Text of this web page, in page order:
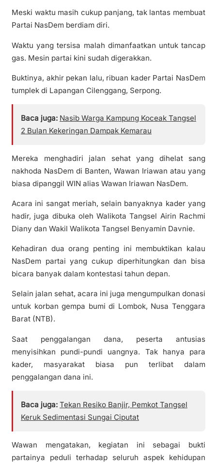
Meski waktu masih cukup panjang, tak lantas membuat
Partai NasDem berdiam diri.
Waktu yang tersisa malah dimanfaatkan untuk tancap
gas. Mesin partai kini sudah digerakkan.
Buktinya, akhir pekan lalu, ribuan kader Partai NasDem
tumplek di Lapangan Cilenggang, Serpong.
Baca juga: Nasib Warga Kampung Koceak Tangsel
2 Bulan Kekeringan Dampak Kemarau
Mereka menghadiri jalan sehat yang dihelat sang
nakhoda NasDem di Banten, Wawan Iriawan atau yang
biasa dipanggil WIN alias Wawan Iriawan NasDem.
Acara ini sangat meriah, selain banyaknya kader yang
hadir, juga dibuka oleh Walikota Tangsel Airin Rachmi
Diany dan Wakil Walikota Tangsel Benyamin Davnie.
Kehadiran dua orang penting ini membuktikan kalau
NasDem partai yang cukup diperhitungkan dan bisa
bicara banyak dalam kontestasi tahun depan.
Selain jalan sehat, acara ini juga mengumpulkan donasi
untuk korban gempa bumi di Lombok, Nusa Tenggara
Barat (NTB).
Saat penggalangan dana, peserta antusias
menyisihkan pundi-pundi uangnya. Tak hanya para
kader, masyarakat biasa pun terlibat dalam
penggalangan dana ini.
Baca juga: Tekan Resiko Banjir, Pemkot Tangsel
Keruk Sedimentasi Sungai Ciputat
Wawan mengatakan, kegiatan ini sebagai bukti
partainya peduli terhadap seluruh aspek kehidupan